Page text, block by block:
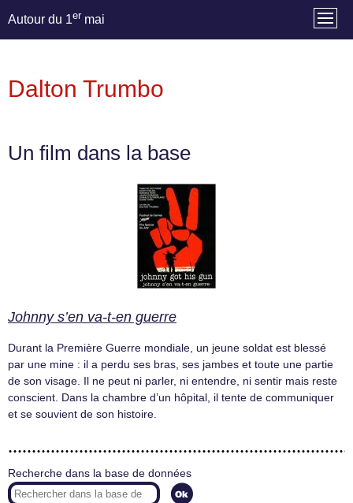
Autour du 1er mai
Dalton Trumbo
Un film dans la base
Johnny s’en va-t-en guerre
Durant la Première Guerre mondiale, un jeune soldat est blessé
par une mine : il a perdu ses bras, ses jambes et toute une partie
de son visage. Il ne peut ni parler, ni entendre, ni sentir mais reste
conscient. Dans la chambre d’un hôpital, il tente de communiquer
et se souvient de son histoire.
Recherche dans la base de données